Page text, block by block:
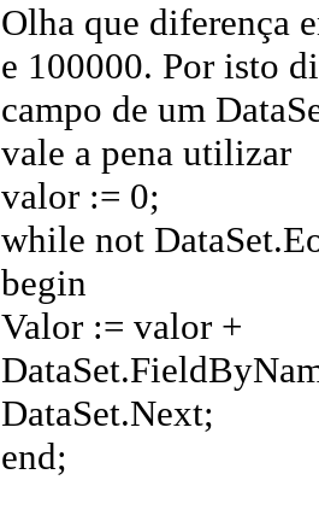
Olha que diferença
e 100000. Por isto
campo de um
vale a pena utilizar
valor := 0;
while not
begin
Valor := valor +
DataSet.Next;
end;